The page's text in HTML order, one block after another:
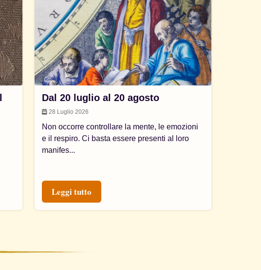
Dal 20 luglio al 20 agosto
28 Luglio 2026
Non occorre controllare la mente, le emozioni
e il respiro. Ci basta essere presenti al loro
manifes...
Leggi tutto